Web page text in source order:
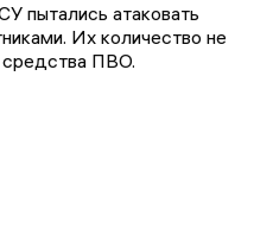
пытались атаковать
Их количество не
средства ПВО.